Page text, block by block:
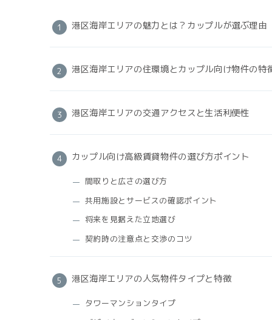
港区海岸エリアの魅力とは？カップルが選ぶ理由
港区海岸エリアの住環境とカップル向け物件の特
港区海岸エリアの交通アクセスと生活利便性
カップル向け高級賃貸物件の選び方ポイント
間取りと広さの選び方
共用施設とサービスの確認ポイント
将来を見据えた立地選び
契約時の注意点と交渉のコツ
港区海岸エリアの人気物件タイプと特徴
タワーマンションタイプ